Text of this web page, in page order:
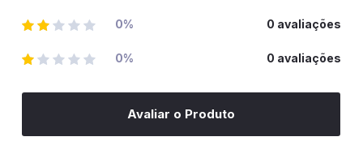
0% 0 avaliações
0% 0 avaliações
Avaliar o Produto